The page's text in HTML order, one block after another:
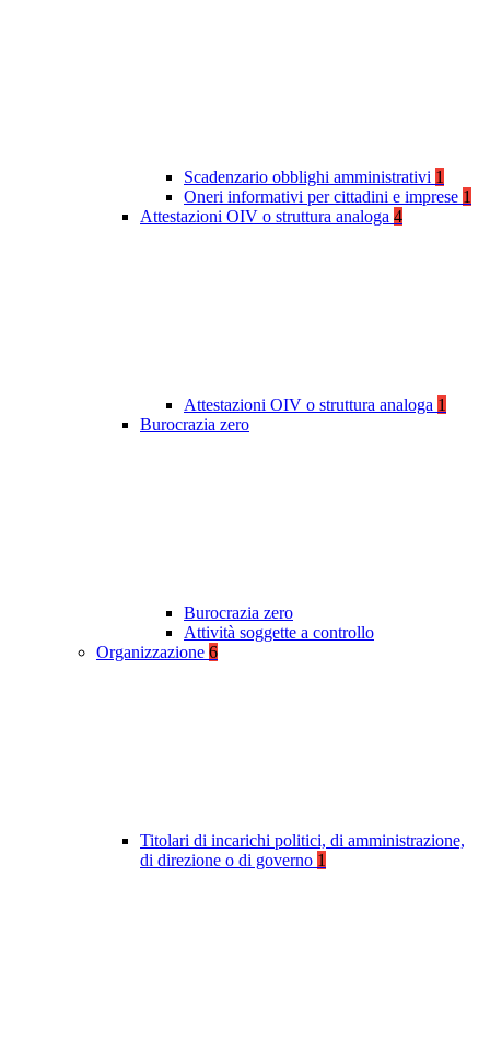
Scadenzario obblighi amministrativi 1
Oneri informativi per cittadini e imprese 1
Attestazioni OIV o struttura analoga 4
Attestazioni OIV o struttura analoga 1
Burocrazia zero
Burocrazia zero
Attività soggette a controllo
Organizzazione 6
Titolari di incarichi politici, di amministrazione,
di direzione o di governo 1